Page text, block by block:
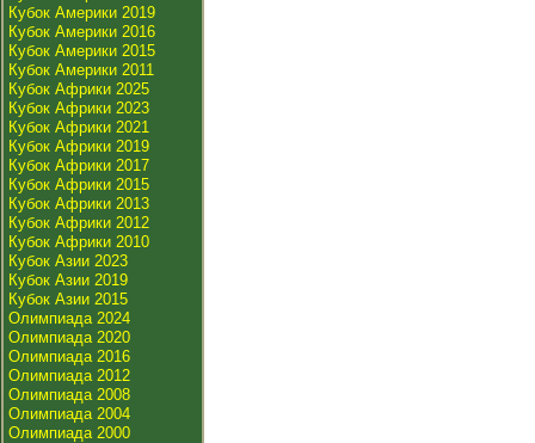
Кубок Америки 2019
Кубок Америки 2016
Кубок Америки 2015
Кубок Америки 2011
Кубок Африки 2025
Кубок Африки 2023
Кубок Африки 2021
Кубок Африки 2019
Кубок Африки 2017
Кубок Африки 2015
Кубок Африки 2013
Кубок Африки 2012
Кубок Африки 2010
Кубок Азии 2023
Кубок Азии 2019
Кубок Азии 2015
Олимпиада 2024
Олимпиада 2020
Олимпиада 2016
Олимпиада 2012
Олимпиада 2008
Олимпиада 2004
Олимпиада 2000